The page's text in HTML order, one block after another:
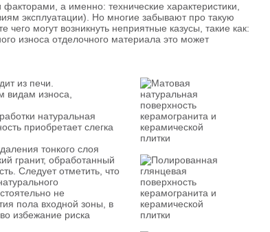
а именно: технические характеристики,
эксплуатации). Но многие забывают про такую
чего могут возникнуть неприятные казусы, такие как:
износа отделочного материала это может
из печи.
видам износа,
натуральная
приобретает слегка
тонкого слоя
гранит, обработанный
Следует отметить, что
не
пола входной зоны, в
избежание риска